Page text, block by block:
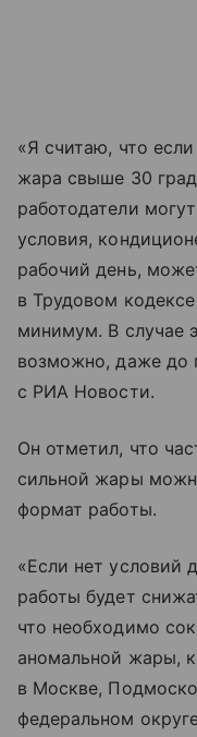
«Я считаю, что
жара свыше 30
работодатели
условия,
рабочий день,
в Трудовом
минимум. В случае
возможно, даже до
с РИА Новости.
Он отметил, что
сильной жары
формат работы.
«Если нет условий
работы будет
что необходимо
аномальной жары,
в Москве,
федеральном